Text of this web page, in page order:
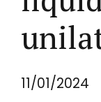
11/01/2024